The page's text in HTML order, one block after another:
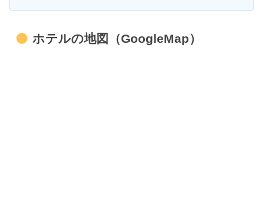
ホテルの地図（GoogleMap）